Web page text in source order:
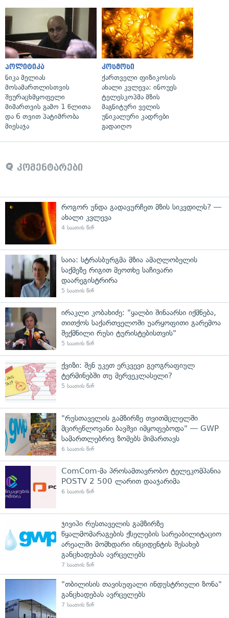
პოლიტიკა
ნიკა მელიას
მოსამართლისთვის
შეურაცხმყოფელი
მიმართვის გამო 1 წლითა
და 6 თვით პატიმრობა
მიესაჯა
კოსმოსი
ქართველი ფიზიკოსის
ახალი კვლევა: ინოუეს
ტელესკოპმა მზის
მაგნიტური ველის
უნიკალური კადრები
გადაიღო
კომენტარები
როგორ უნდა გადავურჩეთ მზის სიკვდილს? —
ახალი კვლევა
4 საათის წინ
საია: სტრასბურგმა მზია ამაღლობელის
საქმეზე რიგით მეოთხე საჩივარი
დაარეგისტრირა
5 საათის წინ
ირაკლი კობახიძე: "ყალბი შინაარსი იქმნება,
თითქოს საქართველოში უარყოფითი გარემოა
შექმნილი რუსი ტურისტებისთვის"
5 საათის წინ
ქვიზი: შენ უკეთ ერკვევი გეოგრაფიულ
ტერმინებში თუ მერვეკლასელი?
5 საათის წინ
"რუსთაველის გამზირზე თვითმცლელში
მცირეწლოვანი ბავშვი იმყოფებოდა" — GWP
სამართლებრივ ზომებს მიმართავს
6 საათის წინ
ComCom-მა პროსამთავრობო ტელეკომპანია
POSTV 2 500 ლარით დააჯარიმა
6 საათის წინ
ჯივიპი რუსთაველის გამზირზე
წყალმომარაგების ქსელების სარეაბილიტაციო
არეალში მომხდარი ინციდენტის შესახებ
განცხადებას ავრცელებს
7 საათის წინ
"თბილისის თავისუფალი ინდუსტრიული ზონა"
განცხადებას ავრცელებს
7 საათის წინ